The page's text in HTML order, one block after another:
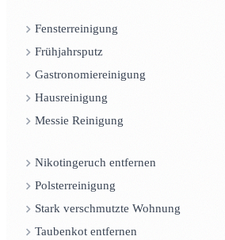
Fensterreinigung
Frühjahrsputz
Gastronomiereinigung
Hausreinigung
Messie Reinigung
Nikotingeruch entfernen
Polsterreinigung
Stark verschmutzte Wohnung
Taubenkot entfernen